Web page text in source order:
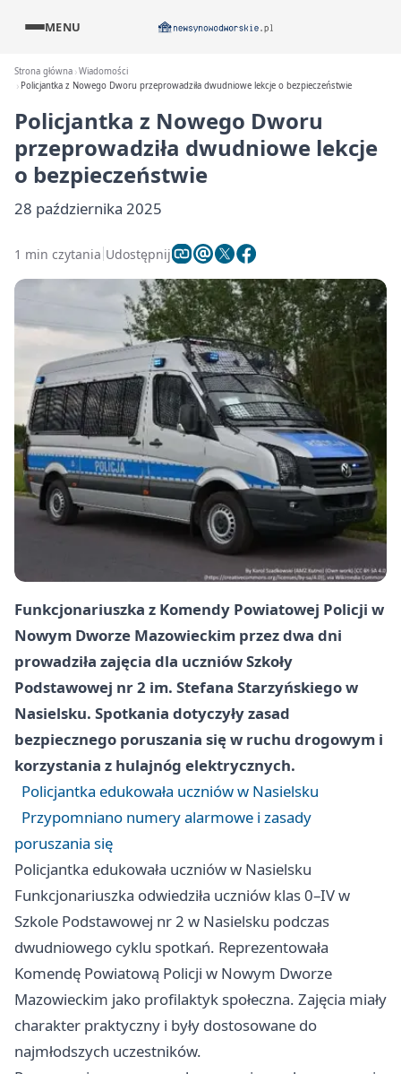
MENU
Strona główna Wiadomości
Policjantka z Nowego Dworu przeprowadziła dwudniowe lekcje o bezpieczeństwie
Policjantka z Nowego Dworu
przeprowadziła dwudniowe lekcje
o bezpieczeństwie
28 października 2025
1 min czytania Udostępnij
Funkcjonariuszka z Komendy Powiatowej Policji w
Nowym Dworze Mazowieckim przez dwa dni
prowadziła zajęcia dla uczniów Szkoły
Podstawowej nr 2 im. Stefana Starzyńskiego w
Nasielsku. Spotkania dotyczyły zasad
bezpiecznego poruszania się w ruchu drogowym i
korzystania z hulajnóg elektrycznych.
Policjantka edukowała uczniów w Nasielsku
Przypomniano numery alarmowe i zasady
poruszania się
Policjantka edukowała uczniów w Nasielsku
Funkcjonariuszka odwiedziła uczniów klas 0–IV w
Szkole Podstawowej nr 2 w Nasielsku podczas
dwudniowego cyklu spotkań. Reprezentowała
Komendę Powiatową Policji w Nowym Dworze
Mazowieckim jako profilaktyk społeczna. Zajęcia miały
charakter praktyczny i były dostosowane do
najmłodszych uczestników.